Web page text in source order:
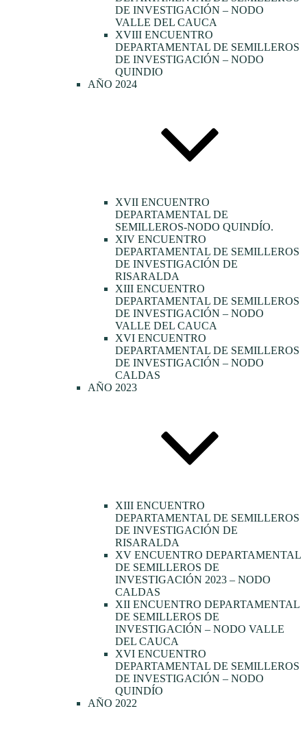
DE INVESTIGACIÓN – NODO
VALLE DEL CAUCA
XVIII ENCUENTRO
DEPARTAMENTAL DE SEMILLEROS
DE INVESTIGACIÓN – NODO
QUINDIO
AÑO 2024
XVII ENCUENTRO
DEPARTAMENTAL DE
SEMILLEROS-NODO QUINDÍO.
XIV ENCUENTRO
DEPARTAMENTAL DE SEMILLEROS
DE INVESTIGACIÓN DE
RISARALDA
XIII ENCUENTRO
DEPARTAMENTAL DE SEMILLEROS
DE INVESTIGACIÓN – NODO
VALLE DEL CAUCA
XVI ENCUENTRO
DEPARTAMENTAL DE SEMILLEROS
DE INVESTIGACIÓN – NODO
CALDAS
AÑO 2023
XIII ENCUENTRO
DEPARTAMENTAL DE SEMILLEROS
DE INVESTIGACIÓN DE
RISARALDA
XV ENCUENTRO DEPARTAMENTAL
DE SEMILLEROS DE
INVESTIGACIÓN 2023 – NODO
CALDAS
XII ENCUENTRO DEPARTAMENTAL
DE SEMILLEROS DE
INVESTIGACIÓN – NODO VALLE
DEL CAUCA
XVI ENCUENTRO
DEPARTAMENTAL DE SEMILLEROS
DE INVESTIGACIÓN – NODO
QUINDÍO
AÑO 2022